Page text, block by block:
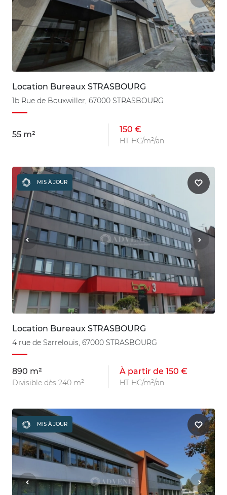
Location Bureaux STRASBOURG
1b Rue de Bouxwiller, 67000 STRASBOURG
55 m²
150 €
HT HC/m²/an
MIS À JOUR
Location Bureaux STRASBOURG
4 rue de Sarrelouis, 67000 STRASBOURG
890 m²
Divisible dès 240 m²
À partir de 150 €
HT HC/m²/an
MIS À JOUR